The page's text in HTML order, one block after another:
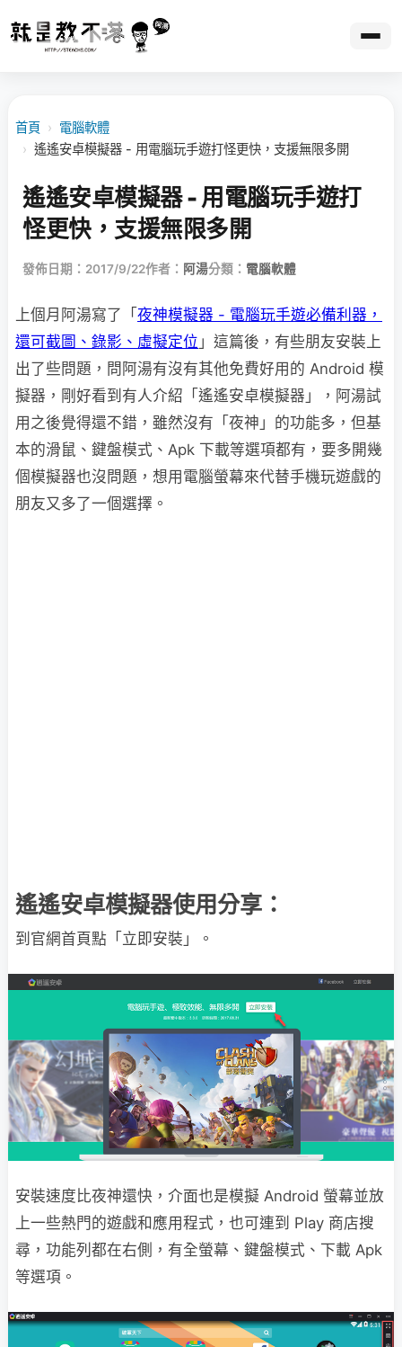
首頁 › 電腦軟體
› 遙遙安卓模擬器 - 用電腦玩手遊打怪更快，支援無限多開
遙遙安卓模擬器 - 用電腦玩手遊打
怪更快，支援無限多開
發佈日期：2017/9/22作者： 阿湯分類： 電腦軟體
上個月阿湯寫了「 夜神模擬器 - 電腦玩手遊必備利器，
還可截圖、錄影、虛擬定位 」這篇後，有些朋友安裝上
出了些問題，問阿湯有沒有其他免費好用的 Android 模
擬器，剛好看到有人介紹「遙遙安卓模擬器」，阿湯試
用之後覺得還不錯，雖然沒有「夜神」的功能多，但基
本的滑鼠、鍵盤模式、Apk 下載等選項都有，要多開幾
個模擬器也沒問題，想用電腦螢幕來代替手機玩遊戲的
朋友又多了一個選擇。
遙遙安卓模擬器使用分享：
到官網首頁點「立即安裝」。
安裝速度比夜神還快，介面也是模擬 Android 螢幕並放
上一些熱門的遊戲和應用程式，也可連到 Play 商店搜
尋，功能列都在右側，有全螢幕、鍵盤模式、下載 Apk
等選項。